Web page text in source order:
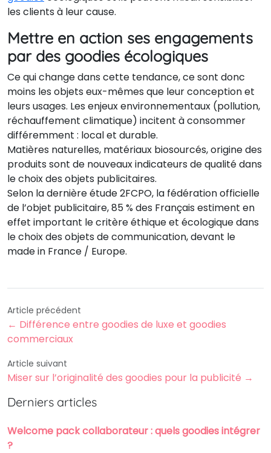
les clients à leur cause.
Mettre en action ses engagements
par des goodies écologiques
Ce qui change dans cette tendance, ce sont donc
moins les objets eux-mêmes que leur conception et
leurs usages. Les enjeux environnementaux (pollution,
réchauffement climatique) incitent à consommer
différemment : local et durable.
Matières naturelles, matériaux biosourcés, origine des
produits sont de nouveaux indicateurs de qualité dans
le choix des objets publicitaires.
Selon la dernière étude 2FCPO, la fédération officielle
de l’objet publicitaire, 85 % des Français estiment en
effet important le critère éthique et écologique dans
le choix des objets de communication, devant le
made in France / Europe.
Article précédent
← Différence entre goodies de luxe et goodies
commerciaux
Article suivant
Miser sur l’originalité des goodies pour la publicité →
Derniers articles
Welcome pack collaborateur : quels goodies intégrer
?